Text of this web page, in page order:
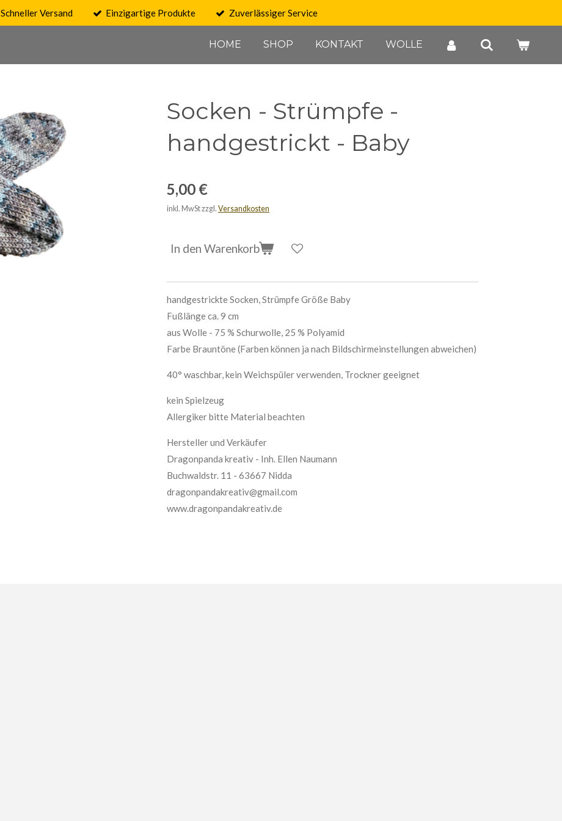
Schneller Versand Einzigartige Produkte Zuverlässiger Service
HOME SHOP KONTAKT WOLLE
Socken - Strümpfe -
handgestrickt - Baby
5,00 €
inkl. MwSt zzgl. Versandkosten
In den Warenkorb
handgestrickte Socken, Strümpfe Größe Baby
Fußlänge ca. 9 cm
aus Wolle - 75 % Schurwolle, 25 % Polyamid
Farbe Brauntöne (Farben können ja nach Bildschirmeinstellungen abweichen)
40° waschbar, kein Weichspüler verwenden, Trockner geeignet
kein Spielzeug
Allergiker bitte Material beachten
Hersteller und Verkäufer
Dragonpanda kreativ - Inh. Ellen Naumann
Buchwaldstr. 11 - 63667 Nidda
dragonpandakreativ@gmail.com
www.dragonpandakreativ.de